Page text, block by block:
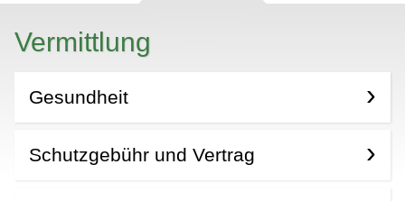
Vermittlung
Gesundheit
Schutzgebühr und Vertrag